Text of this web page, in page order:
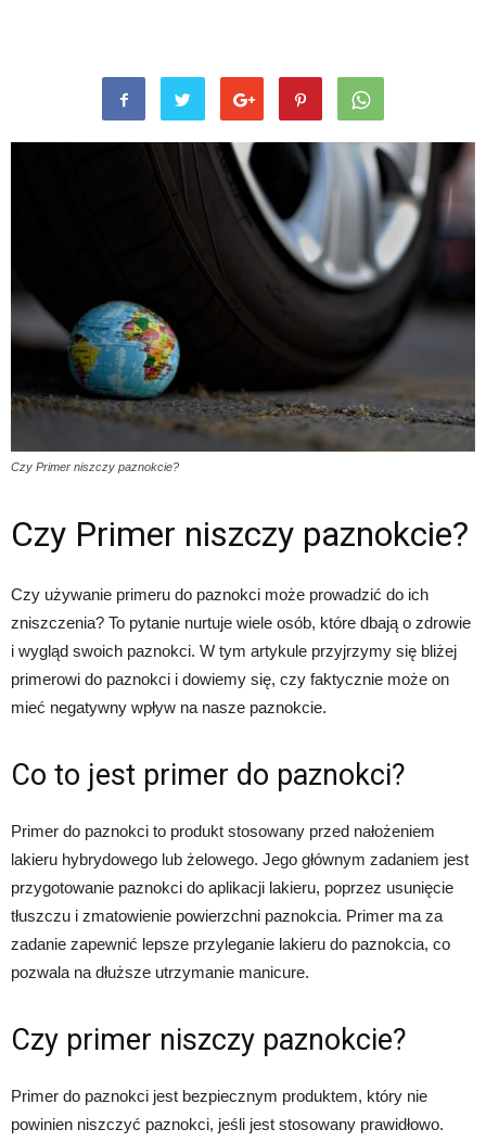
Czy Primer niszczy paznokcie?
Czy Primer niszczy paznokcie?
Czy używanie primeru do paznokci może prowadzić do ich
zniszczenia? To pytanie nurtuje wiele osób, które dbają o zdrowie
i wygląd swoich paznokci. W tym artykule przyjrzymy się bliżej
primerowi do paznokci i dowiemy się, czy faktycznie może on
mieć negatywny wpływ na nasze paznokcie.
Co to jest primer do paznokci?
Primer do paznokci to produkt stosowany przed nałożeniem
lakieru hybrydowego lub żelowego. Jego głównym zadaniem jest
przygotowanie paznokci do aplikacji lakieru, poprzez usunięcie
tłuszczu i zmatowienie powierzchni paznokcia. Primer ma za
zadanie zapewnić lepsze przyleganie lakieru do paznokcia, co
pozwala na dłuższe utrzymanie manicure.
Czy primer niszczy paznokcie?
Primer do paznokci jest bezpiecznym produktem, który nie
powinien niszczyć paznokci, jeśli jest stosowany prawidłowo.